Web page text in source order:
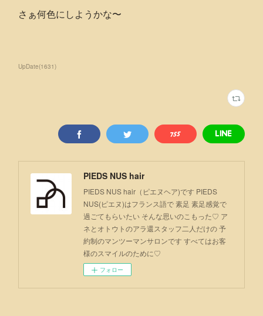
さぁ何色にしようかな〜
UpDate(1631)
PIEDS NUS hair
PIEDS NUS hair（ピエヌヘア)です PIEDS
NUS(ピエヌ)はフランス語で 素足 素足感覚で
過ごてもらいたい そんな思いのこもった♡ ア
ネとオトウトのアラ還スタッフ二人だけの 予
約制のマンツーマンサロンです すべてはお客
様のスマイルのために♡
フォロー